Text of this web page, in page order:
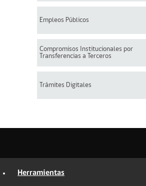
Empleos Públicos
Compromisos Institucionales por
Transferencias a Terceros
Trámites Digitales
Herramientas